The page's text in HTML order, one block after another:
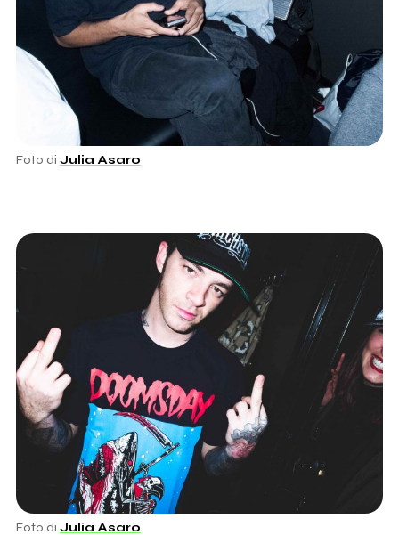
Foto di Julia Asaro
Foto di Julia Asaro